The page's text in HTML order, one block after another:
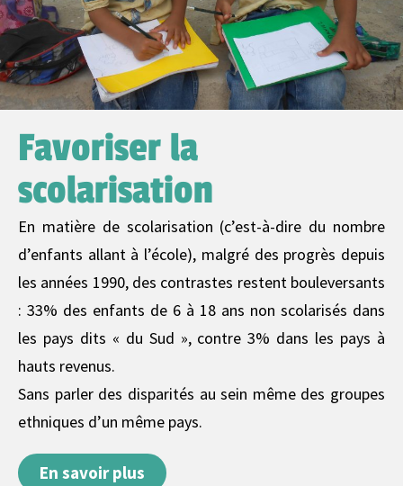
Favoriser la
scolarisation
En matière de scolarisation (c’est-à-dire du nombre
d’enfants allant à l’école), malgré des progrès depuis
les années 1990, des contrastes restent bouleversants
: 33% des enfants de 6 à 18 ans non scolarisés dans
les pays dits « du Sud », contre 3% dans les pays à
hauts revenus.
Sans parler des disparités au sein même des groupes
ethniques d’un même pays.
En savoir plus